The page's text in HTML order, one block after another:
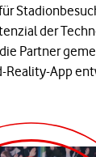
der
Partner
App